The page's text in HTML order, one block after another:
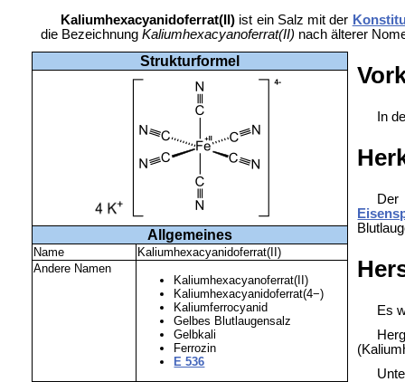
Kaliumhexacyanidoferrat(II)ist ein Salz mit der
die Bezeichnung Kaliumhexacyanoferrat(II) nach älterer
Strukturformel
Allgemeines
Name
Kaliumhexacyanidoferrat(II)
Andere Namen
Kaliumhexacyanoferrat(II)
Kaliumhexacyanidoferrat(4−)
Kaliumferrocyanid
Gelbes Blutlaugensalz
Gelbkali
Ferrozin
E 536
In
Es